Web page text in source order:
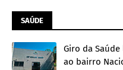
SAÚDE
Giro da
ao bairro